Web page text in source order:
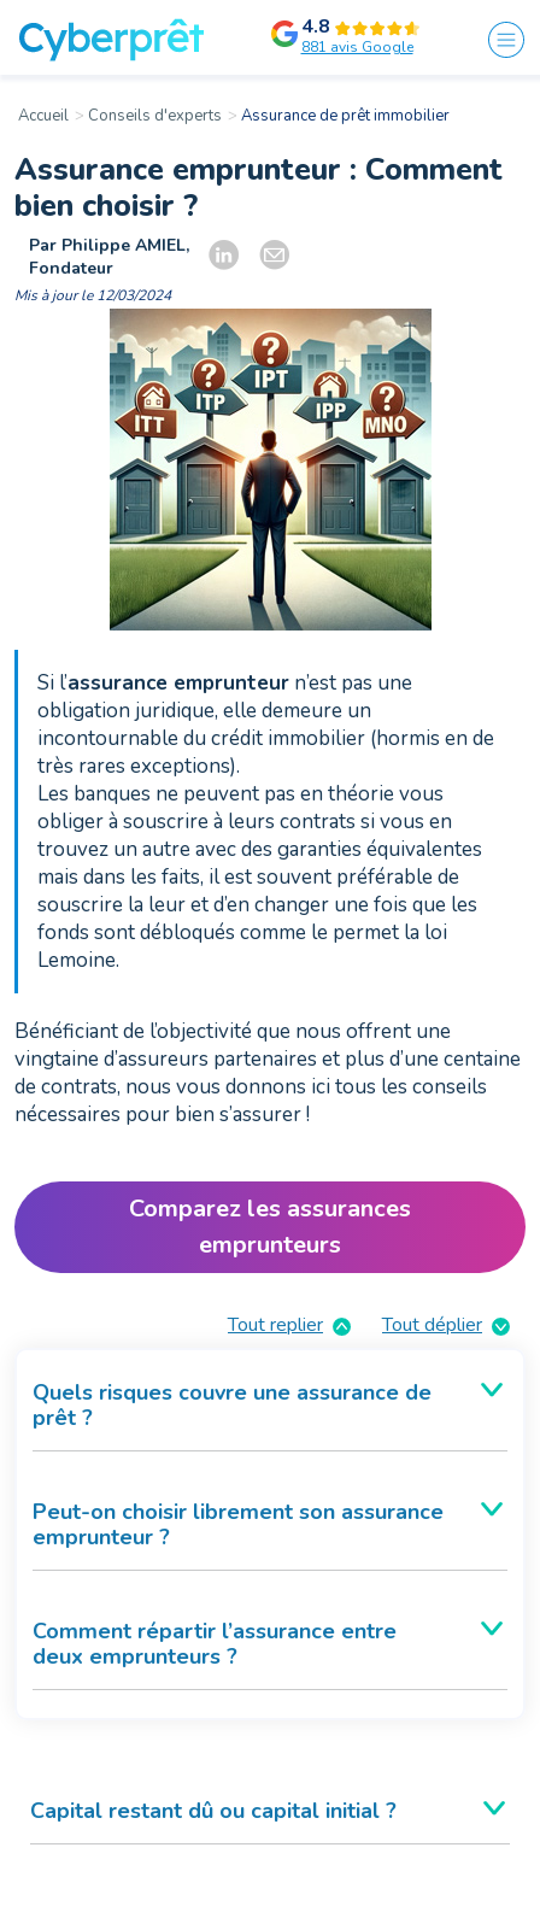
4.8
881 avis Google
Accueil Conseils d'experts Assurance de prêt immobilier
Assurance emprunteur : Comment
bien choisir ?
Par Philippe AMIEL,
Fondateur
Mis à jour le 12/03/2024
Si l’assurance emprunteur n’est pas une
obligation juridique, elle demeure un
incontournable du crédit immobilier (hormis en de
très rares exceptions).
Les banques ne peuvent pas en théorie vous
obliger à souscrire à leurs contrats si vous en
trouvez un autre avec des garanties équivalentes
mais dans les faits, il est souvent préférable de
souscrire la leur et d’en changer une fois que les
fonds sont débloqués comme le permet la loi
Lemoine.
Bénéficiant de l’objectivité que nous offrent une
vingtaine d’assureurs partenaires et plus d’une centaine
de contrats, nous vous donnons ici tous les conseils
nécessaires pour bien s’assurer !
Comparez les assurances
emprunteurs
Tout déplier
Tout replier
Quels risques couvre une assurance de
prêt ?
Peut-on choisir librement son assurance
emprunteur ?
Comment répartir l’assurance entre
deux emprunteurs ?
Capital restant dû ou capital initial ?